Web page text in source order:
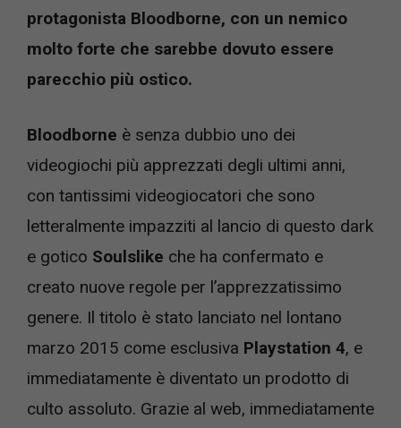
protagonista Bloodborne, con un nemico
molto forte che sarebbe dovuto essere
parecchio più ostico.
Bloodborne è senza dubbio uno dei
videogiochi più apprezzati degli ultimi anni,
con tantissimi videogiocatori che sono
letteralmente impazziti al lancio di questo dark
e gotico Soulslike che ha confermato e
creato nuove regole per l’apprezzatissimo
genere. Il titolo è stato lanciato nel lontano
marzo 2015 come esclusiva Playstation 4, e
immediatamente è diventato un prodotto di
culto assoluto. Grazie al web, immediatamente